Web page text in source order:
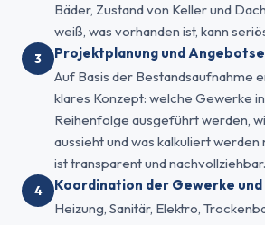
Bäder, Zustand von Keller und
weiß, was vorhanden ist, kann
Projektplanung und
Auf Basis der Bestandsaufnahme
klares Konzept: welche Gewerke
Reihenfolge ausgeführt werden,
aussieht und was kalkuliert
ist transparent und nachvollziehbar.
Koordination der Gewerke
Heizung, Sanitär, Elektro,